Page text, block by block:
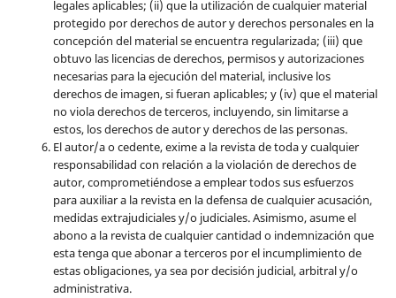
legales aplicables; (ii) que la utilización de cualquier material
protegido por derechos de autor y derechos personales en la
concepción del material se encuentra regularizada; (iii) que
obtuvo las licencias de derechos, permisos y autorizaciones
necesarias para la ejecución del material, inclusive los
derechos de imagen, si fueran aplicables; y (iv) que el material
no viola derechos de terceros, incluyendo, sin limitarse a
estos, los derechos de autor y derechos de las personas.
El autor/a o cedente, exime a la revista de toda y cualquier
responsabilidad con relación a la violación de derechos de
autor, comprometiéndose a emplear todos sus esfuerzos
para auxiliar a la revista en la defensa de cualquier acusación,
medidas extrajudiciales y/o judiciales. Asimismo, asume el
abono a la revista de cualquier cantidad o indemnización que
esta tenga que abonar a terceros por el incumplimiento de
estas obligaciones, ya sea por decisión judicial, arbitral y/o
administrativa.